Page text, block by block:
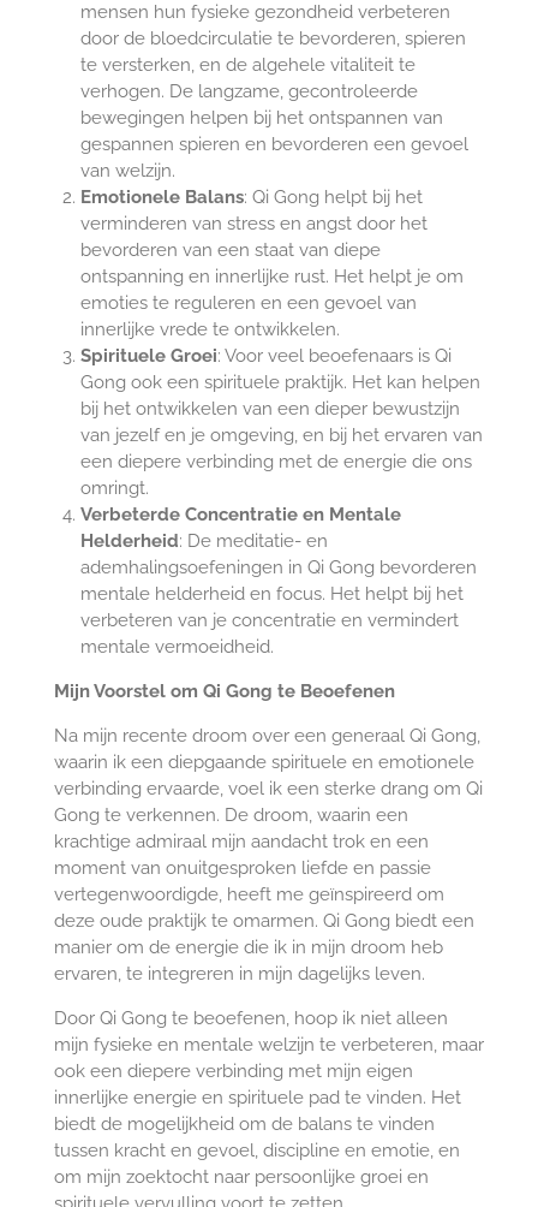
mensen hun fysieke gezondheid verbeteren
door de bloedcirculatie te bevorderen, spieren
te versterken, en de algehele vitaliteit te
verhogen. De langzame, gecontroleerde
bewegingen helpen bij het ontspannen van
gespannen spieren en bevorderen een gevoel
van welzijn.
Emotionele Balans: Qi Gong helpt bij het
verminderen van stress en angst door het
bevorderen van een staat van diepe
ontspanning en innerlijke rust. Het helpt je om
emoties te reguleren en een gevoel van
innerlijke vrede te ontwikkelen.
Spirituele Groei: Voor veel beoefenaars is Qi
Gong ook een spirituele praktijk. Het kan helpen
bij het ontwikkelen van een dieper bewustzijn
van jezelf en je omgeving, en bij het ervaren van
een diepere verbinding met de energie die ons
omringt.
Verbeterde Concentratie en Mentale
Helderheid: De meditatie- en
ademhalingsoefeningen in Qi Gong bevorderen
mentale helderheid en focus. Het helpt bij het
verbeteren van je concentratie en vermindert
mentale vermoeidheid.
Mijn Voorstel om Qi Gong te Beoefenen
Na mijn recente droom over een generaal Qi Gong,
waarin ik een diepgaande spirituele en emotionele
verbinding ervaarde, voel ik een sterke drang om Qi
Gong te verkennen. De droom, waarin een
krachtige admiraal mijn aandacht trok en een
moment van onuitgesproken liefde en passie
vertegenwoordigde, heeft me geïnspireerd om
deze oude praktijk te omarmen. Qi Gong biedt een
manier om de energie die ik in mijn droom heb
ervaren, te integreren in mijn dagelijks leven.
Door Qi Gong te beoefenen, hoop ik niet alleen
mijn fysieke en mentale welzijn te verbeteren, maar
ook een diepere verbinding met mijn eigen
innerlijke energie en spirituele pad te vinden. Het
biedt de mogelijkheid om de balans te vinden
tussen kracht en gevoel, discipline en emotie, en
om mijn zoektocht naar persoonlijke groei en